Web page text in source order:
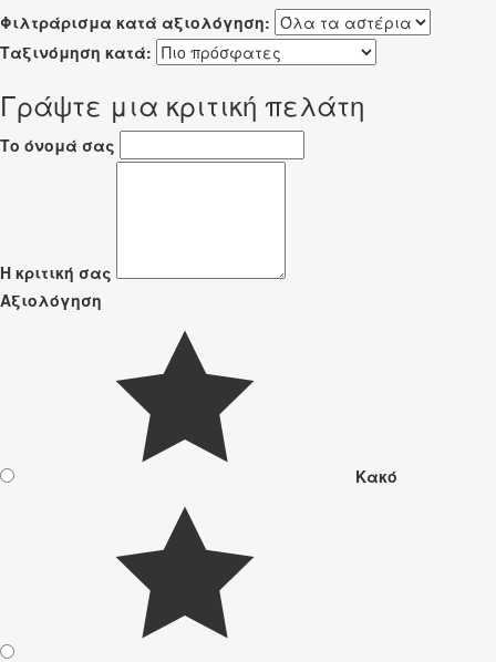
Φιλτράρισμα κατά αξιολόγηση:
Ταξινόμηση κατά:
Γράψτε μια κριτική πελάτη
Το όνομά σας
Η κριτική σας
Αξιολόγηση
Κακό